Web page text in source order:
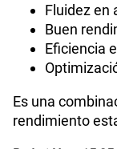
Fluidez en
Buen
Eficiencia
Es una
rendimiento